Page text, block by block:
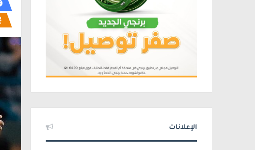
الإعلانات